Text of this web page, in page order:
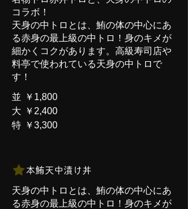
コラボ！
天身の中トロとは、鮪の体の中心にあ
る赤身の最上級の中トロ！身のキメが
細かくコクがあります。高級寿司店や
料亭で使われている天身の中トロで
す！
並
￥1,800
大
￥2,400
特 ￥3,300
本鮪天中漬け丼
天身の中トロとは、鮪の体の中心にあ
る赤身の最上級の中トロ！身のキメが